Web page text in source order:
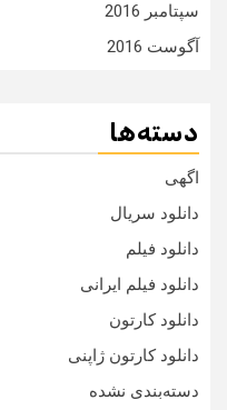
سپتامبر 2016
آگوست 2016
دسته‌ها
اگهی
دانلود سریال
دانلود فیلم
دانلود فیلم ایرانی
دانلود کارتون
دانلود کارتون ژاپنی
دسته‌بندی نشده